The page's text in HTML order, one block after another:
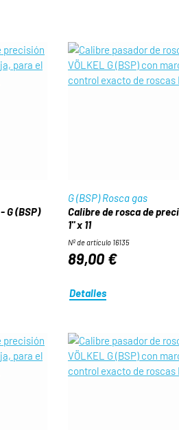
G (BSP)
G (BSP) Rosca gas
Calibre de rosca de
1" x 11
Nº de artículo 16135
89,00 €
Detalles